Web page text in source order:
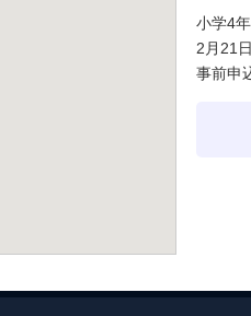
小学4
2月21
事前申